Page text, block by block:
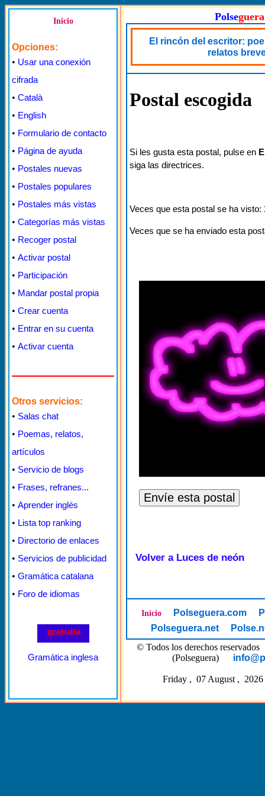
Inicio
Opciones:
• Usar una conexión
cifrada
• Català
• English
• Formulario de contacto
• Página de ayuda
• Postales nuevas
• Postales populares
• Postales más vistas
• Categorías más vistas
• Recoger postal
• Activar postal
• Participación
• Mandar postal propia
• Crear cuenta
• Entrar en su cuenta
• Activar cuenta
Otros servicios:
• Salas chat
• Poemas, relatos,
artículos
• Servicio de blogs
• Frases, refranes...
• Aprender inglés
• Lista top ranking
• Directorio de enlaces
• Servicios de publicidad
• Gramática catalana
• Foro de idiomas
Gramática inglesa
Polseguera
El rincón del escritor:
relatos
Postal escogida
Si les gusta esta postal, pulse en
siga las directrices.
Veces que esta postal se ha visto:
Veces que se ha enviado esta
Volver a Luces de neón
Inicio Polseguera.com
Polseguera.net
© Todos los derechos
(Polseguera)
Friday , 07 August ,